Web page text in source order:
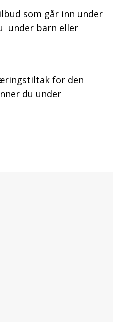
som går inn under
under barn eller
for den
du under